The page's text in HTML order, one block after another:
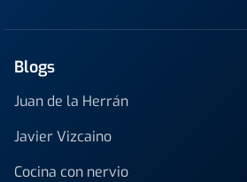
Blogs
Juan de la Herrán
Javier Vizcaino
Cocina con nervio